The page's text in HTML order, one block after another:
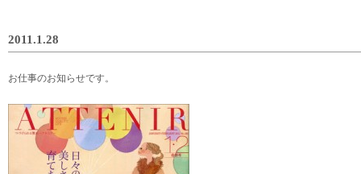
2011.1.28
お仕事のお知らせです。